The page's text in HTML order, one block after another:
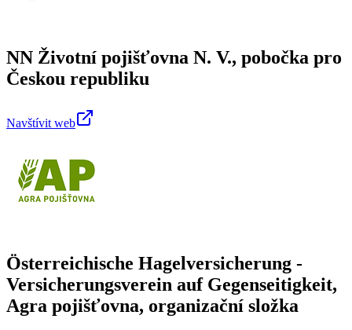
NN Životní pojišťovna N. V., pobočka pro
Českou republiku
Navštívit web
Österreichische Hagelversicherung -
Versicherungsverein auf Gegenseitigkeit,
Agra pojišťovna, organizační složka